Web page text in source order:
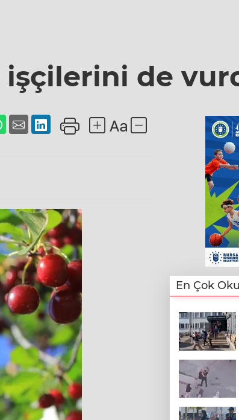
işçilerini de
En Çok